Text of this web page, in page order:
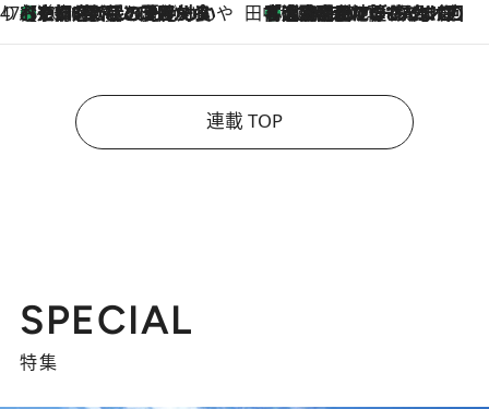
47都道府県の手みやげ ひんやりスイーツで夏を満喫
2026.8.7
【京都府】この夏絶対食べたい 冷やしておいしいおやつ3選 ひと口目から心を掴む新緑のテリーヌ 田中稲の勝手に再ブーム
2026.8.7
「湘南乃風に憧れて」観客大盛上がりの“タオル回し”に、ラッパー顔負けの高速歌唱まで…さだまさし（74）のアグレッシブすぎる現在地
連載 TOP
SPECIAL
特集